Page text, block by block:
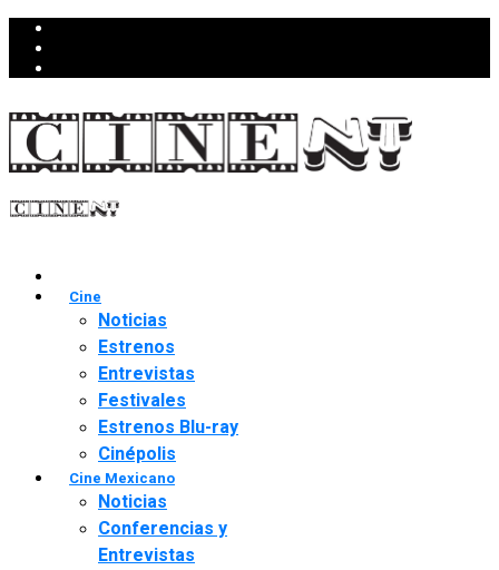
Cine
Noticias
Estrenos
Entrevistas
Festivales
Estrenos Blu-ray
Cinépolis
Cine Mexicano
Noticias
Conferencias y
Entrevistas